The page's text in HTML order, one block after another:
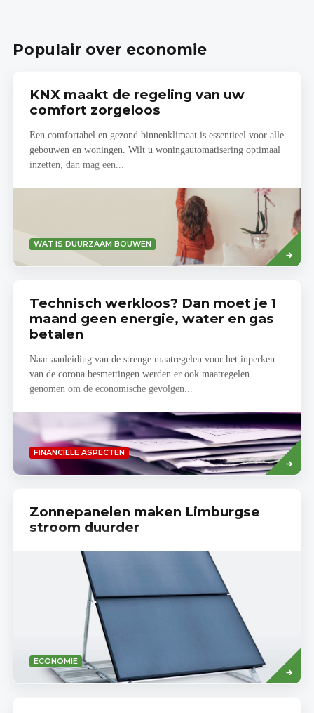
Populair over economie
KNX maakt de regeling van uw
comfort zorgeloos
Een comfortabel en gezond binnenklimaat is essentieel voor alle
gebouwen en woningen. Wilt u woningautomatisering optimaal
inzetten, dan mag een...
WAT IS DUURZAAM BOUWEN
meer
Technisch werkloos? Dan moet je 1
maand geen energie, water en gas
betalen
Naar aanleiding van de strenge maatregelen voor het inperken
van de corona besmettingen werden er ook maatregelen
genomen om de economische gevolgen...
FINANCIELE ASPECTEN
Lees
meer
Zonnepanelen maken Limburgse
stroom duurder
ECONOMIE
more